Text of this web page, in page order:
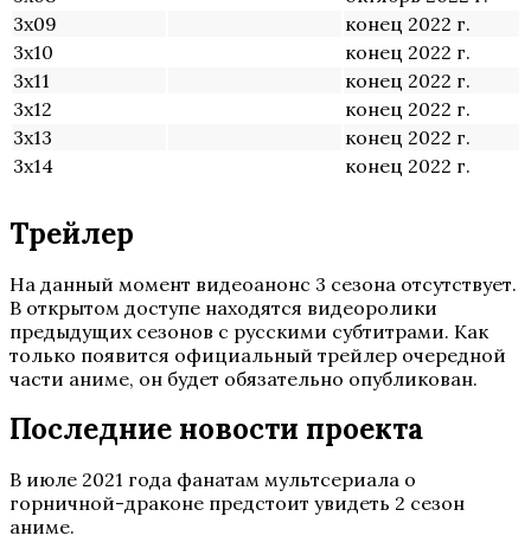
3х09
конец 2022 г.
3х10
конец 2022 г.
3х11
конец 2022 г.
3х12
конец 2022 г.
3х13
конец 2022 г.
3х14
конец 2022 г.
Трейлер
На данный момент видеоанонс 3 сезона отсутствует.
В открытом доступе находятся видеоролики
предыдущих сезонов с русскими субтитрами. Как
только появится официальный трейлер очередной
части аниме, он будет обязательно опубликован.
Последние новости проекта
В июле 2021 года фанатам мультсериала о
горничной-драконе предстоит увидеть 2 сезон
аниме.